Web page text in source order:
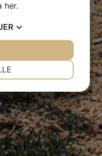
her.
STATISTIK